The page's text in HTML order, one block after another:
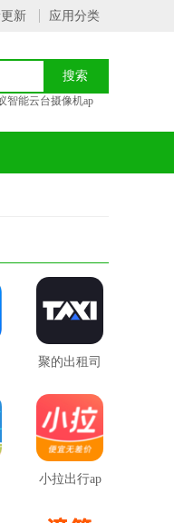
新 应用分类
智能云台摄像机ap
聚的出租司
机苹果版
小拉出行ap